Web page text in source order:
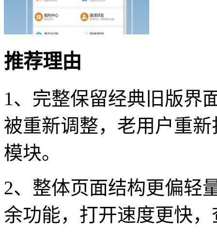
推荐理由
1、完整保留经典旧版界
被重新调整，老用户重
模块。
2、整体页面结构更偏轻
余功能，打开速度更快